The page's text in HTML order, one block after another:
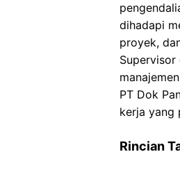
dihadapi
proyek,
PT Dok
kerja yang
Rincian